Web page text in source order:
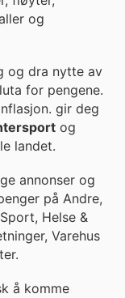
og
og dra nytte av
for pengene.
gir deg
og
landet.
annonser og
på Andre,
Helse &
Varehus
å komme